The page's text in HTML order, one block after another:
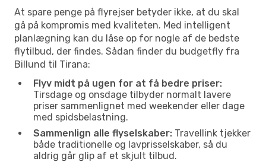
At spare penge på flyrejser betyder ikke, at du skal
gå på kompromis med kvaliteten. Med intelligent
planlægning kan du låse op for nogle af de bedste
flytilbud, der findes. Sådan finder du budgetfly fra
Billund til Tirana:
Flyv midt på ugen for at få bedre priser:
Tirsdage og onsdage tilbyder normalt lavere
priser sammenlignet med weekender eller dage
med spidsbelastning.
Sammenlign alle flyselskaber: Travellink tjekker
både traditionelle og lavprisselskaber, så du
aldrig går glip af et skjult tilbud.